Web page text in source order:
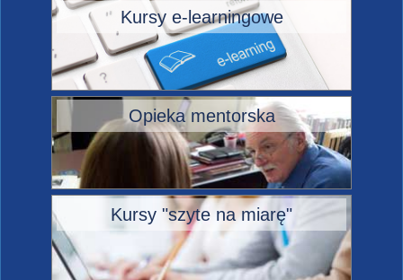
Kursy e-learningowe
Opieka mentorska
Kursy "szyte na miarę"